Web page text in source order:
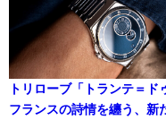
トリローブ「トランテ＝ド
フランスの詩情を纏う、新